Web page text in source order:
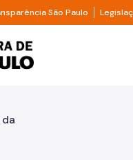
de acesso à informação
São Paulo Divisor
São